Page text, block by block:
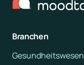
Branchen
Gesundheitswesen